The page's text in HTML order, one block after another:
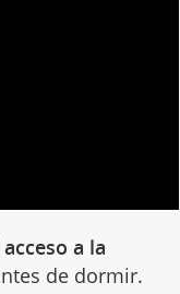
a la
de dormir.